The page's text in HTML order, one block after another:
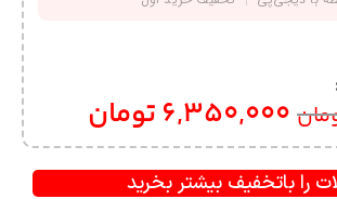
6,350,000 تومان
را باتخفیف بیشتر بخرید